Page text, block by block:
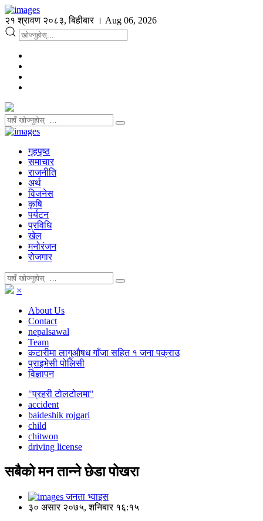
२१ श्रावण २०८३, बिहीबार । Aug 06, 2026
गृहपृष्ठ
समाचार
राजनीति
अर्थ
विजनेस
कृषि
पर्यटन
प्रविधि
खेल
मनोरंजन
रोजगार
×
About Us
Contact
nepalsawal
Team
कटारीमा लागुऔषध गाँजा सहित १ जना पक्राउ
प्राइभेसी पोलिसी
विज्ञापन
"प्रहरी टोलटोलमा"
accident
baideshik rojgari
child
chitwon
driving license
सबैको मन तान्ने छेडा पोखरा
जनता भ्वाइस
३० असार २०७५, शनिबार १६:१५